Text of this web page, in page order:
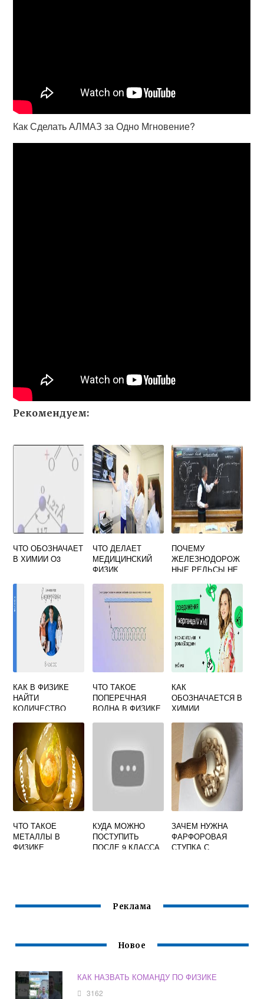
Как Сделать АЛМАЗ за Одно Мгновение?
Рекомендуем:
ЧТО ОБОЗНАЧАЕТ
В ХИМИИ O3
ЧТО ДЕЛАЕТ
МЕДИЦИНСКИЙ
ФИЗИК
ПОЧЕМУ
ЖЕЛЕЗНОДОРОЖ
НЫЕ РЕЛЬСЫ НЕ
СПЛОШНЫМИ
ОТВЕТ ПО
ФИЗИКЕ
КАК В ФИЗИКЕ
НАЙТИ
КОЛИЧЕСТВО
ЧТО ТАКОЕ
ПОПЕРЕЧНАЯ
ВОЛНА В ФИЗИКЕ
КАК
ОБОЗНАЧАЕТСЯ В
ХИМИИ
ЧТО ТАКОЕ
МЕТАЛЛЫ В
ФИЗИКЕ
КУДА МОЖНО
ПОСТУПИТЬ
ПОСЛЕ 9 КЛАССА
ЗАЧЕМ НУЖНА
ФАРФОРОВАЯ
СТУПКА С
Реклама
Новое
КАК НАЗВАТЬ КОМАНДУ ПО ФИЗИКЕ
3162